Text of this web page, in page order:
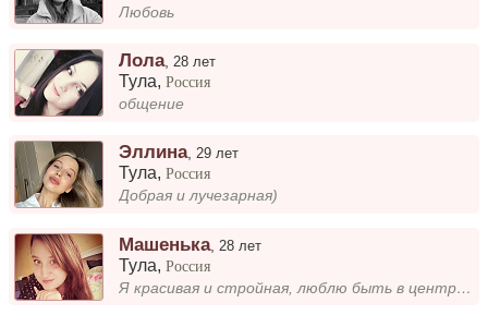
Любовь
Лола, 28 лет
Тула,Россия
общение
Эллина, 29 лет
Тула,Россия
Добрая и лучезарная)
Машенька, 28 лет
Тула,Россия
Я красивая и стройная, люблю быть в центре внимания, но в то же время ценю искренность и душевное общение. Увлекаюсь тво...